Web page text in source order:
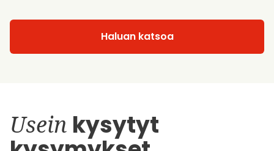
Haluan katsoa
Usein kysytyt